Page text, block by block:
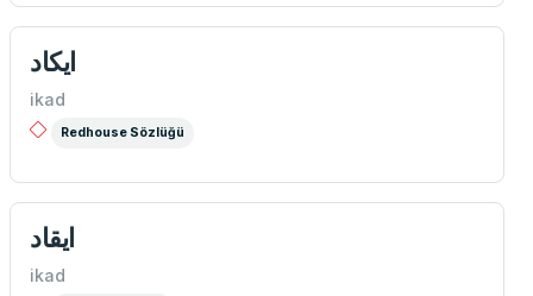
ايكاد
ikad
Redhouse Sözlüğü
ایقاد
ikad